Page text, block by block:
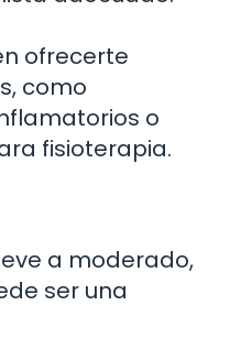
ofrecerte
como
o
fisioterapia.
a moderado,
ser una